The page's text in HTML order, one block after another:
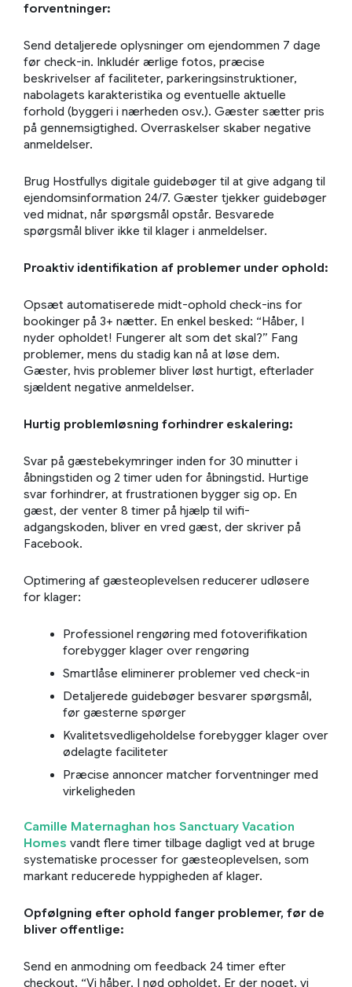
forventninger:
Send detaljerede oplysninger om ejendommen 7 dage
før check-in. Inkludér ærlige fotos, præcise
beskrivelser af faciliteter, parkeringsinstruktioner,
nabolagets karakteristika og eventuelle aktuelle
forhold (byggeri i nærheden osv.). Gæster sætter pris
på gennemsigtighed. Overraskelser skaber negative
anmeldelser.
Brug Hostfullys digitale guidebøger til at give adgang til
ejendomsinformation 24/7. Gæster tjekker guidebøger
ved midnat, når spørgsmål opstår. Besvarede
spørgsmål bliver ikke til klager i anmeldelser.
Proaktiv identifikation af problemer under ophold:
Opsæt automatiserede midt-ophold check-ins for
bookinger på 3+ nætter. En enkel besked: “Håber, I
nyder opholdet! Fungerer alt som det skal?” Fang
problemer, mens du stadig kan nå at løse dem.
Gæster, hvis problemer bliver løst hurtigt, efterlader
sjældent negative anmeldelser.
Hurtig problemløsning forhindrer eskalering:
Svar på gæstebekymringer inden for 30 minutter i
åbningstiden og 2 timer uden for åbningstid. Hurtige
svar forhindrer, at frustrationen bygger sig op. En
gæst, der venter 8 timer på hjælp til wifi-
adgangskoden, bliver en vred gæst, der skriver på
Facebook.
Optimering af gæsteoplevelsen reducerer udløsere
for klager:
Professionel rengøring med fotoverifikation
forebygger klager over rengøring
Smartlåse eliminerer problemer ved check-in
Detaljerede guidebøger besvarer spørgsmål,
før gæsterne spørger
Kvalitetsvedligeholdelse forebygger klager over
ødelagte faciliteter
Præcise annoncer matcher forventninger med
virkeligheden
Camille Maternaghan hos Sanctuary Vacation
Homes vandt flere timer tilbage dagligt ved at bruge
systematiske processer for gæsteoplevelsen, som
markant reducerede hyppigheden af klager.
Opfølgning efter ophold fanger problemer, før de
bliver offentlige:
Send en anmodning om feedback 24 timer efter
checkout. “Vi håber, I nød opholdet. Er der noget, vi